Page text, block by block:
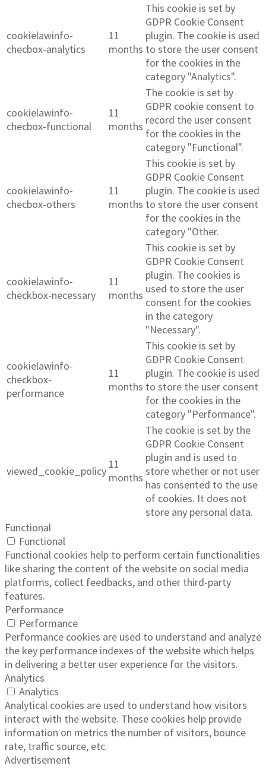
cookielawinfo-
checbox-analytics
11
months
This cookie is set by
GDPR Cookie Consent
plugin. The cookie is used
to store the user consent
for the cookies in the
category "Analytics".
cookielawinfo-
checbox-functional
11
months
The cookie is set by
GDPR cookie consent to
record the user consent
for the cookies in the
category "Functional".
cookielawinfo-
checbox-others
11
months
This cookie is set by
GDPR Cookie Consent
plugin. The cookie is used
to store the user consent
for the cookies in the
category "Other.
cookielawinfo-
checkbox-necessary
11
months
This cookie is set by
GDPR Cookie Consent
plugin. The cookies is
used to store the user
consent for the cookies
in the category
"Necessary".
cookielawinfo-
checkbox-
performance
11
months
This cookie is set by
GDPR Cookie Consent
plugin. The cookie is used
to store the user consent
for the cookies in the
category "Performance".
viewed_cookie_policy
11
months
The cookie is set by the
GDPR Cookie Consent
plugin and is used to
store whether or not user
has consented to the use
of cookies. It does not
store any personal data.
Functional
Functional
Functional cookies help to perform certain functionalities
like sharing the content of the website on social media
platforms, collect feedbacks, and other third-party
features.
Performance
Performance
Performance cookies are used to understand and analyze
the key performance indexes of the website which helps
in delivering a better user experience for the visitors.
Analytics
Analytics
Analytical cookies are used to understand how visitors
interact with the website. These cookies help provide
information on metrics the number of visitors, bounce
rate, traffic source, etc.
Advertisement